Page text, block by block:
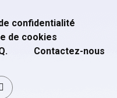
confidentialité
de cookies
Contactez-nous